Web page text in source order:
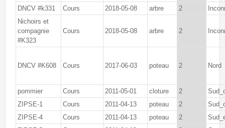
DNCV #k331
Cours 2018-05-08 arbre 2
Nichoirs et
compagnie
#K323
Cours 2018-05-08 arbre 2
DNCV #K608 Cours 2017-06-03 poteau 2 Nord
pommier Cours 2011-05-01 cloture 2
ZIPSE-1
Cours 2011-04-13 poteau 2
ZIPSE-4
Cours 2011-04-13 poteau 2